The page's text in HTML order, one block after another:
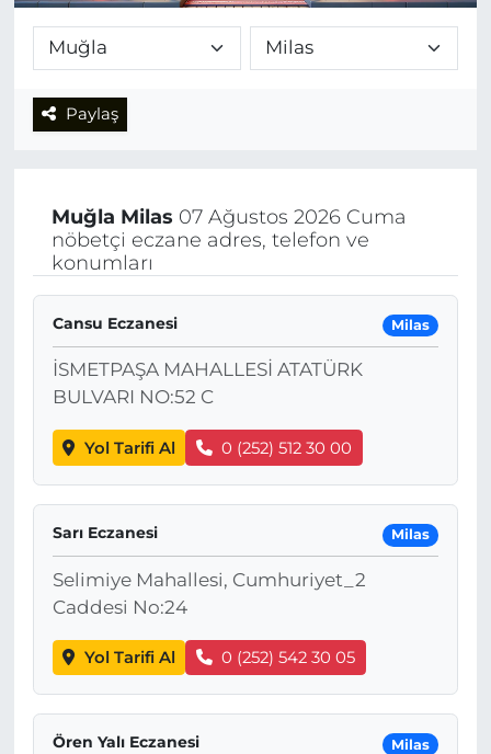
Paylaş
Muğla Milas 07 Ağustos 2026 Cuma
nöbetçi eczane adres, telefon ve
konumları
Cansu Eczanesi Milas
İSMETPAŞA MAHALLESİ ATATÜRK
BULVARI NO:52 C
Yol Tarifi Al 0 (252) 512 30 00
Sarı Eczanesi Milas
Selimiye Mahallesi, Cumhuriyet_2
Caddesi No:24
Yol Tarifi Al 0 (252) 542 30 05
Ören Yalı Eczanesi Milas